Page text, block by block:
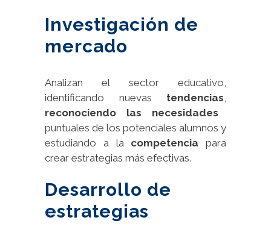
Investigación de
mercado
Analizan el sector educativo,
identificando nuevas tendencias,
reconociendo las necesidades
puntuales de los potenciales alumnos y
estudiando a la competencia para
crear estrategias más efectivas.
Desarrollo de
estrategias